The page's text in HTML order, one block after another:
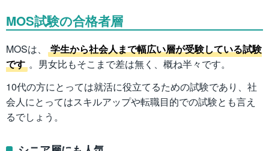
MOS試験の合格者層
MOSは、
学生から社会人まで幅広い層が受験している試験
です 。男女比もそこまで差は無く、概ね半々です。
10代の方にとっては就活に役立てるための試験であり、社
会人にとってはスキルアップや転職目的での試験とも言え
るでしょう。